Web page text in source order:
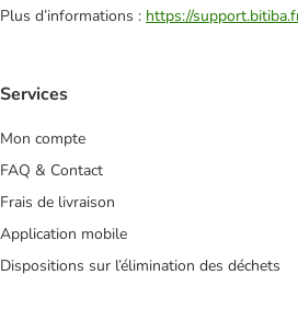
Plus d’informations : https://
Services
Mon compte
FAQ & Contact
Frais de livraison
Application mobile
Dispositions sur l’élimination des déchets